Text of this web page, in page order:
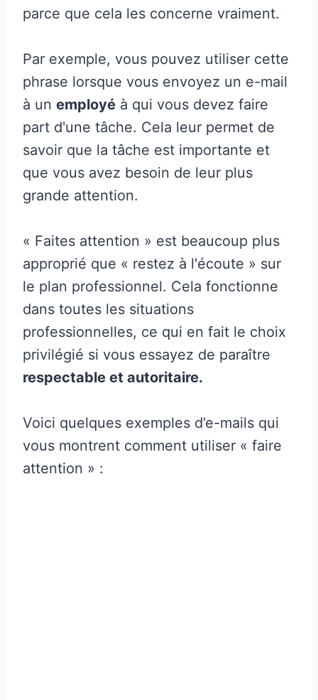
parce que cela les concerne vraiment.
Par exemple, vous pouvez utiliser cette
phrase lorsque vous envoyez un e-mail
à un employé à qui vous devez faire
part d'une tâche. Cela leur permet de
savoir que la tâche est importante et
que vous avez besoin de leur plus
grande attention.
« Faites attention » est beaucoup plus
approprié que « restez à l'écoute » sur
le plan professionnel. Cela fonctionne
dans toutes les situations
professionnelles, ce qui en fait le choix
privilégié si vous essayez de paraître
respectable et autoritaire.
Voici quelques exemples d’e-mails qui
vous montrent comment utiliser « faire
attention » :